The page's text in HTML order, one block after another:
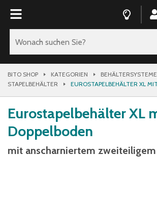
BITO SHOP KATEGORIEN
BEHÄLTERSYSTEME
STAPELBEHÄLTER
EUROSTAPELBEHÄLTER XL
Eurostapelbehälter XL
Doppelboden
mit anscharniertem